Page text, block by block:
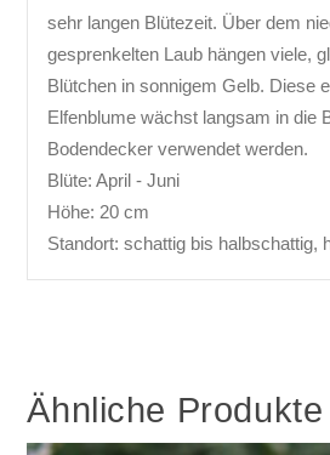
sehr langen Blütezeit. Über dem
gesprenkelten Laub hängen viele,
Blütchen in sonnigem Gelb. Diese
Elfenblume wächst langsam in die
Bodendecker verwendet werden.
Blüte: April - Juni
Höhe: 20 cm
Standort: schattig bis halbschattig,
Ähnliche Produkte